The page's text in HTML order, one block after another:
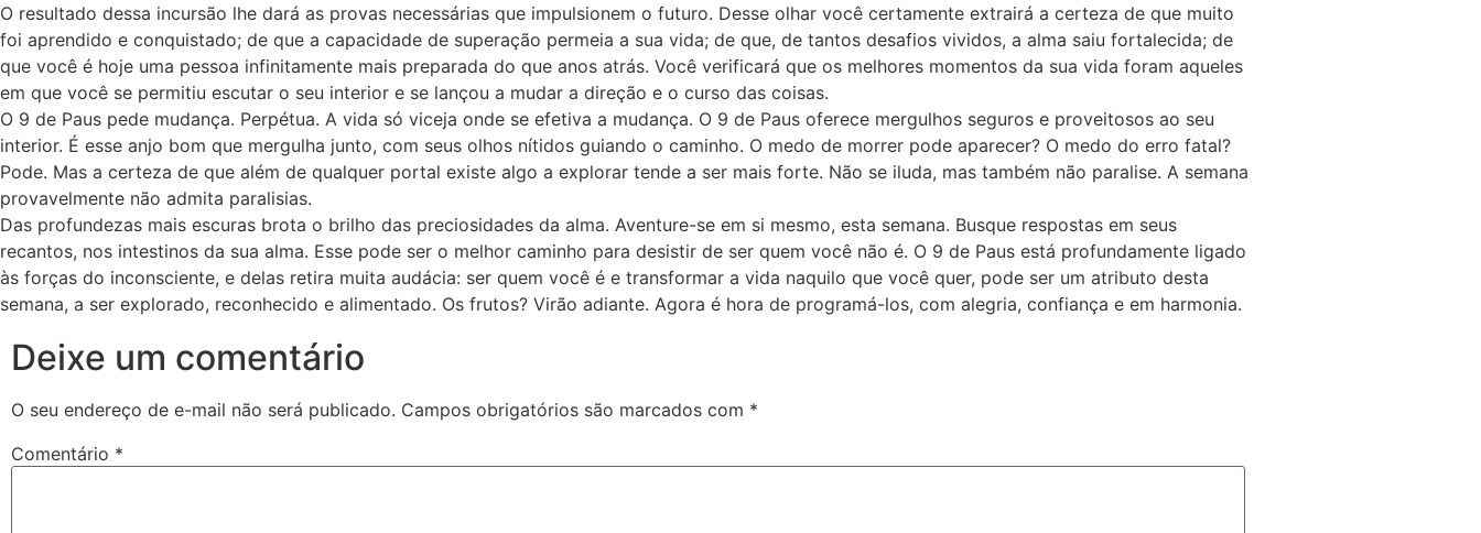
O resultado dessa incursão lhe dará as provas necessárias que impulsionem o futuro. Desse olhar você certamente extrairá a certeza de que muito
foi aprendido e conquistado; de que a capacidade de superação permeia a sua vida; de que, de tantos desafios vividos, a alma saiu fortalecida; de
que você é hoje uma pessoa infinitamente mais preparada do que anos atrás. Você verificará que os melhores momentos da sua vida foram aqueles
em que você se permitiu escutar o seu interior e se lançou a mudar a direção e o curso das coisas.
O 9 de Paus pede mudança. Perpétua. A vida só viceja onde se efetiva a mudança. O 9 de Paus oferece mergulhos seguros e proveitosos ao seu
interior. É esse anjo bom que mergulha junto, com seus olhos nítidos guiando o caminho. O medo de morrer pode aparecer? O medo do erro fatal?
Pode. Mas a certeza de que além de qualquer portal existe algo a explorar tende a ser mais forte. Não se iluda, mas também não paralise. A semana
provavelmente não admita paralisias.
Das profundezas mais escuras brota o brilho das preciosidades da alma. Aventure-se em si mesmo, esta semana. Busque respostas em seus
recantos, nos intestinos da sua alma. Esse pode ser o melhor caminho para desistir de ser quem você não é. O 9 de Paus está profundamente ligado
às forças do inconsciente, e delas retira muita audácia: ser quem você é e transformar a vida naquilo que você quer, pode ser um atributo desta
semana, a ser explorado, reconhecido e alimentado. Os frutos? Virão adiante. Agora é hora de programá-los, com alegria, confiança e em harmonia.
Deixe um comentário
O seu endereço de e-mail não será publicado. Campos obrigatórios são marcados com *
Comentário *